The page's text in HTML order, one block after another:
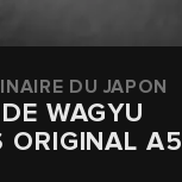
DU JAPON
WAGYU
ORIGINAL A5